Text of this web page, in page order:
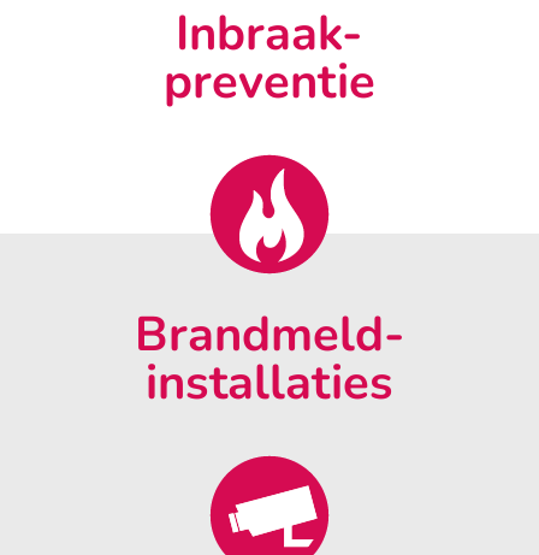
Inbraak-
preventie
Brandmeld-
installaties